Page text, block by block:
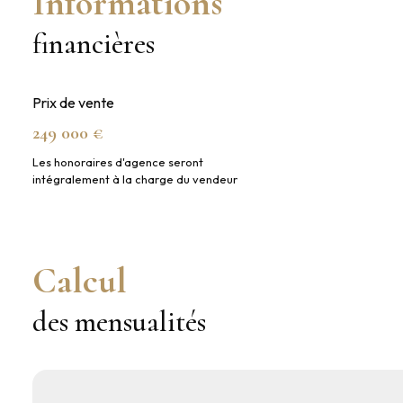
financières
Prix de vente
249 000 €
Les honoraires d'agence seront
intégralement à la charge du vendeur
Calcul
des mensualités